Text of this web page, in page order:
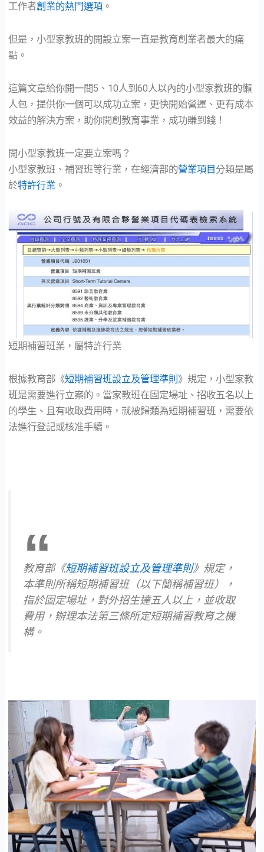
工作者創業的熱門選項。
但是，小型家教班的開設立案一直是教育創業者最大的痛
點。
這篇文章給你開一間5、10人到60人以內的小型家教班的懶
人包，提供你一個可以成功立案，更快開始營運、更有成本
效益的解決方案，助你開創教育事業，成功賺到錢！
開小型家教班一定要立案嗎？
小型家教班、補習班等行業，在經濟部的營業項目 分類是屬
於特許行業。
短期補習班業，屬特許行業
根據教育部《短期補習班設立及管理準則 》規定，小型家教
班是需要進行立案的。當家教班在固定場址、招收五名以上
的學生、且有收取費用時，就被歸類為短期補習班，需要依
法進行登記或核准手續。
教育部《短期補習班設立及管理準則》規定，
本準則所稱短期補習班（以下簡稱補習班），
指於固定場址，對外招生達五人以上，並收取
費用，辦理本法第三條所定短期補習教育之機
構。